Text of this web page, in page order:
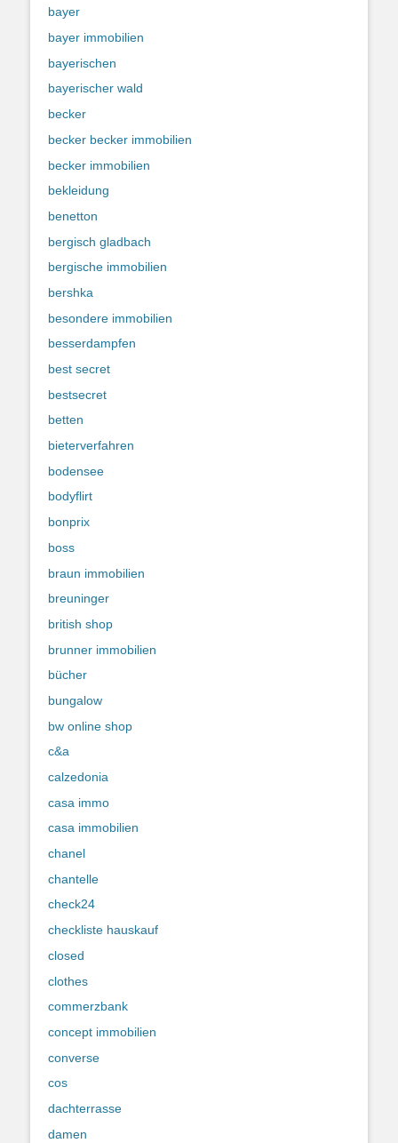
bayer
bayer immobilien
bayerischen
bayerischer wald
becker
becker becker immobilien
becker immobilien
bekleidung
benetton
bergisch gladbach
bergische immobilien
bershka
besondere immobilien
besserdampfen
best secret
bestsecret
betten
bieterverfahren
bodensee
bodyflirt
bonprix
boss
braun immobilien
breuninger
british shop
brunner immobilien
bücher
bungalow
bw online shop
c&a
calzedonia
casa immo
casa immobilien
chanel
chantelle
check24
checkliste hauskauf
closed
clothes
commerzbank
concept immobilien
converse
cos
dachterrasse
damen